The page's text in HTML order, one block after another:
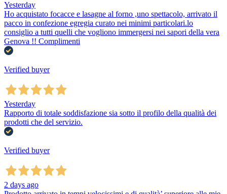
Yesterday
Ho acquistato focacce e lasagne al forno ,uno spettacolo, arrivato il
pacco in confezione egregia curato nei minimi particolari.lo
consiglio a tutti quelli che vogliono immergersi nei sapori della vera
Genova !! Complimenti
Verified buyer
Yesterday
Rapporto di totale soddisfazione sia sotto il profilo della qualità dei
prodotti che del servizio.
Verified buyer
2 days ago